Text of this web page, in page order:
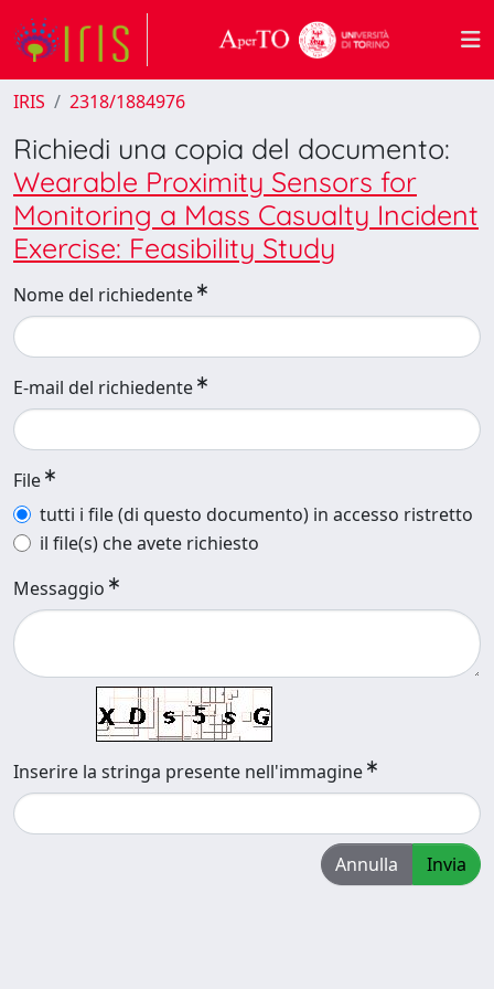
IRIS 2318/1884976
Richiedi una copia del documento:
Wearable Proximity Sensors for
Monitoring a Mass Casualty Incident
Exercise: Feasibility Study
Nome del richiedente
E-mail del richiedente
File
tutti i file (di questo documento) in accesso ristretto
il file(s) che avete richiesto
Messaggio
Inserire la stringa presente nell'immagine
Annulla Invia